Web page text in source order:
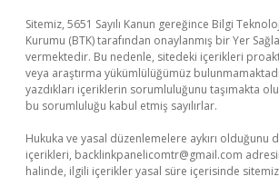
Sitemiz, 5651 Sayılı Kanun gereğince Bilgi
Kurumu (BTK) tarafından onaylanmış bir Yer
vermektedir. Bu nedenle, sitedeki içerikleri
veya araştırma yükümlülüğümüz
yazdıkları içeriklerin sorumluluğunu taşımakta
bu sorumluluğu kabul etmiş sayılırlar.
Hukuka ve yasal düzenlemelere aykırı olduğunu
içerikleri, backlinkpanelicomtr@gmail.com
halinde, ilgili içerikler yasal süre içerisinde